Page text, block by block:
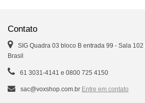
Contato
SIG Quadra 03 bloco B entrada 99 - Sala
Brasil
61 3031-4141 e 0800 725 4150
sac@voxshop.com.br Entre em contato